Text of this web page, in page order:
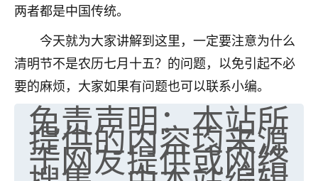
两者都是中国传统。
今天就为大家讲解到这里，一定要注意为什么
清明节不是农历七月十五？的问题，以免引起不必
要的麻烦，大家如果有问题也可以联系小编。
免责声明：本站所
提供的内容均来源
于网友提供或网络